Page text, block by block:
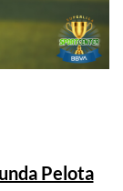
Pelota